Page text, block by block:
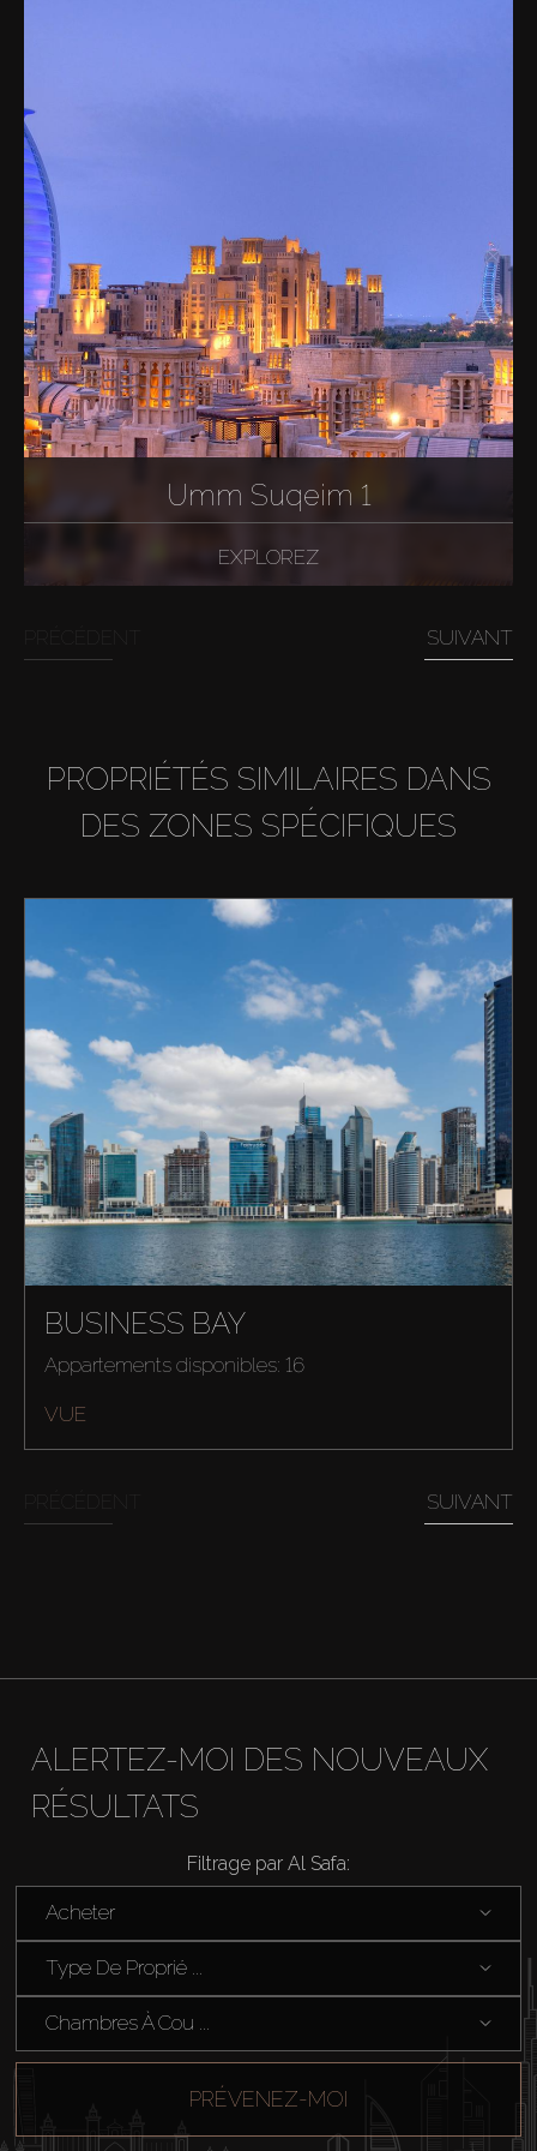
Louer
Vendre
Hors Plan
Agents
About Us
Umm Suqeim 1
EXPLOREZ
SUIVANT
PROPRIÉTÉS SIMILAIRES DANS
DES ZONES SPÉCIFIQUES
BUSINESS BAY
Appartements disponibles: 16
VUE
SUIVANT
ALERTEZ-MOI DES NOUVEAUX
RÉSULTATS
Filtrage par Al Safa:
Acheter
Type De Proprié ...
Chambres À Cou ...
PRÉVENEZ-MOI